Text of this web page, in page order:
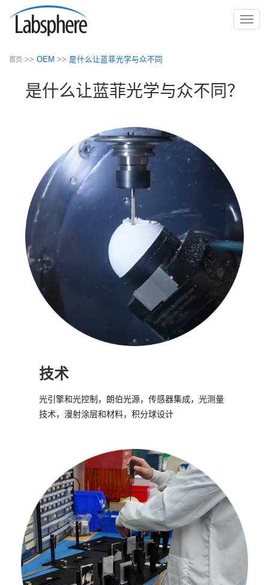
切
首页 >> OEM >> 是什么让蓝菲光学与众不同
是什么让蓝菲光学与众不同？
技术
光引擎和光控制，朗伯光源，传感器集成，光测量
技术，漫射涂层和材料，积分球设计